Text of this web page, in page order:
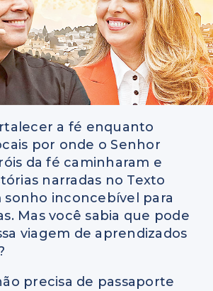
a fé enquanto
por onde o Senhor
da fé caminharam e
narradas no Texto
sonho inconcebível para
Mas você sabia que pode
viagem de aprendizados
precisa de passaporte